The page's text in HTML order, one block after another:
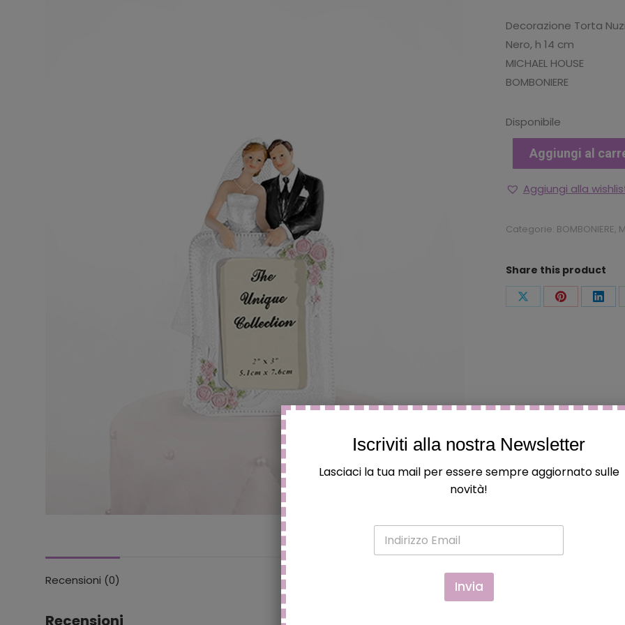
Decorazione Torta
Nero, h 14 cm
MICHAEL HOUSE
BOMBONIERE
Disponibile
Aggiungi al
Aggiungi alla
Categorie: BOMBONIERE,
Share this product
CondividiCondividi
Recensioni (0)
Recensioni
Iscriviti alla nostra Newsletter
Lasciaci la tua mail per essere sempre aggiornato sulle
novità!
Invia